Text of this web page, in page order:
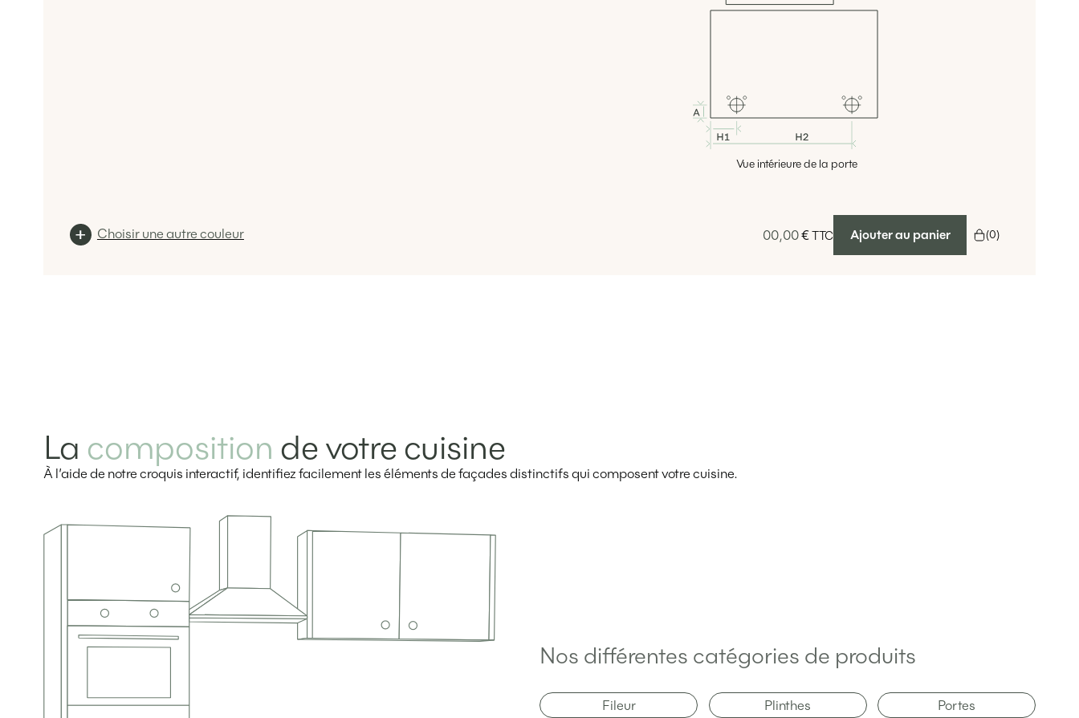
Vue intérieure de la porte
Choisir une autre couleur 00,00€TTC Ajouter au panier (0)
La composition de votre cuisine
À l’aide de notre croquis interactif, identifiez facilement les éléments de façades distinctifs qui composent votre cuisine.
Nos différentes catégories de produits
Fileur Plinthes Portes